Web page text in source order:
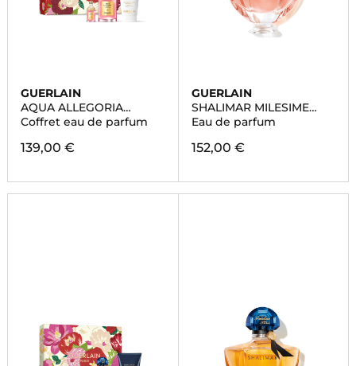
GUERLAIN
AQUA ALLEGORIA
FLORABLOOM FORTE
Coffret eau de parfum
139,00 €
GUERLAIN
SHALIMAR MILESIME
ROSE
Eau de parfum
152,00 €